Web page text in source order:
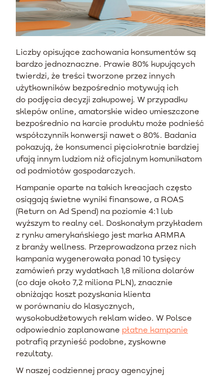
Liczby opisujące zachowania konsumentów są
bardzo jednoznaczne. Prawie 80% kupujących
twierdzi, że treści tworzone przez innych
użytkowników bezpośrednio motywują ich
do podjęcia decyzji zakupowej. W przypadku
sklepów online, amatorskie wideo umieszczone
bezpośrednio na karcie produktu może podnieść
współczynnik konwersji nawet o 80%. Badania
pokazują, że konsumenci pięciokrotnie bardziej
ufają innym ludziom niż oficjalnym komunikatom
od podmiotów gospodarczych.
Kampanie oparte na takich kreacjach często
osiągają świetne wyniki finansowe, a ROAS
(Return on Ad Spend) na poziomie 4:1 lub
wyższym to realny cel. Doskonałym przykładem
z rynku amerykańskiego jest marka ARMRA
z branży wellness. Przeprowadzona przez nich
kampania wygenerowała ponad 10 tysięcy
zamówień przy wydatkach 1,8 miliona dolarów
(co daje około 7,2 miliona PLN), znacznie
obniżając koszt pozyskania klienta
w porównaniu do klasycznych,
wysokobudżetowych reklam wideo. W Polsce
odpowiednio zaplanowane płatne kampanie
potrafią przynieść podobne, zyskowne
rezultaty.
W naszej codziennej pracy agencyjnej